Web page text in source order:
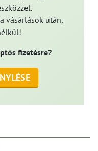
vásárlások után,
fizetésre?